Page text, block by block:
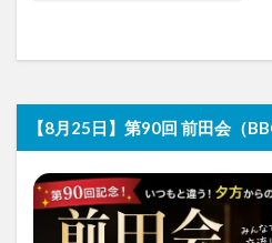
【8月25日】第90回 前田会（